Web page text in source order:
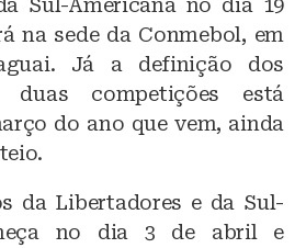
Sul-Americana no dia 19
na sede da Conmebol, em
Já a definição dos
duas competições está
do ano que vem, ainda
da Libertadores e da Sul-
no dia 3 de abril e